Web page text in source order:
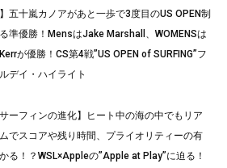
】五十嵐カノアがあと一歩で3度目のUS OPEN制
準優勝！MensはJake Marshall、WOMENSは
が優勝！CS第4戦”US OPEN of SURFING”フ
デイ・ハイライト
サーフィンの進化】ヒート中の海の中でもリア
でスコアや残り時間、プライオリティーの有
る！？WSL×Appleの”Apple at Play”に迫る！